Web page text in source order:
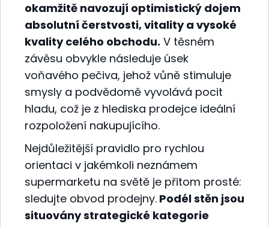
okamžitě navozují optimistický dojem
absolutní čerstvosti, vitality a vysoké
kvality celého obchodu. V těsném
závěsu obvykle následuje úsek
voňavého pečiva, jehož vůně stimuluje
smysly a podvědomě vyvolává pocit
hladu, což je z hlediska prodejce ideální
rozpoložení nakupujícího.
Nejdůležitější pravidlo pro rychlou
orientaci v jakémkoli neznámem
supermarketu na světě je přitom prosté:
sledujte obvod prodejny. Podél stěn jsou
situovány strategické kategorie